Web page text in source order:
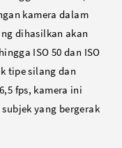
kamera dalam
dihasilkan akan
ISO 50 dan ISO
tipe silang dan
fps, kamera ini
yang bergerak